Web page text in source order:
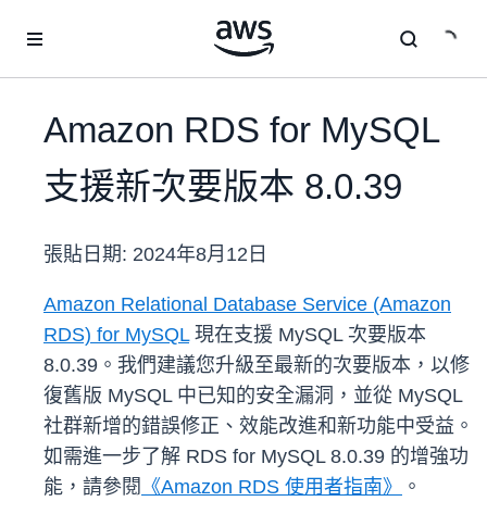
Amazon RDS for MySQL
支援新次要版本 8.0.39
張貼日期: 2024年8月12日
Amazon Relational Database Service (Amazon
RDS) for MySQL現在支援 MySQL 次要版本
8.0.39。我們建議您升級至最新的次要版本，以修
復舊版 MySQL 中已知的安全漏洞，並從 MySQL
社群新增的錯誤修正、效能改進和新功能中受益。
如需進一步了解 RDS for MySQL 8.0.39 的增強功
能，請參閱 《Amazon RDS 使用者指南》 。